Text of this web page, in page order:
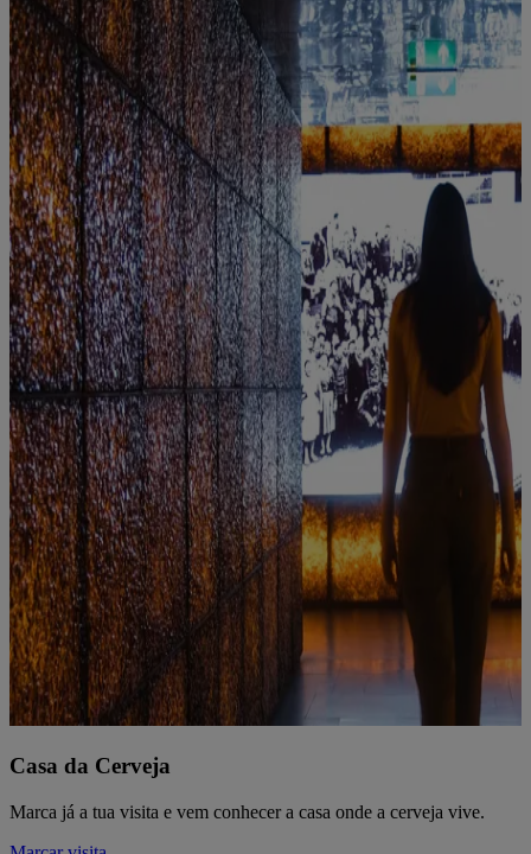
Casa da Cerveja
Marca já a tua visita e vem conhecer a casa onde a cerveja vive.